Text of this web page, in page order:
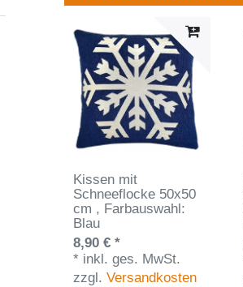
Kissen mit
Schneeflocke 50x50
cm , Farbauswahl:
Blau
8,90 € *
* inkl. ges. MwSt.
zzgl. Versandkosten